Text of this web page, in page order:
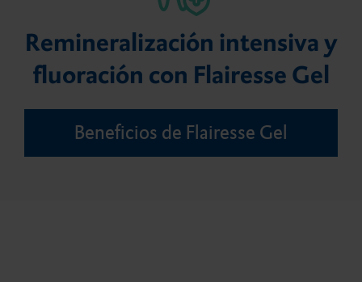
Material para base cavitaria
Adhesivo
mordida
Elementos de retracción
DMG Tray Adhesive
Remineralización intensiva y
fluoración con Flairesse Gel
Beneficios de Flairesse Gel